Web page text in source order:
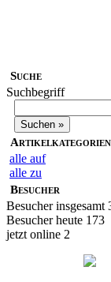
Suche
Suchbegriff
Artikelkategorien
alle auf
alle zu
Besucher
Besucher insgesamt
Besucher heute 173
jetzt online 2